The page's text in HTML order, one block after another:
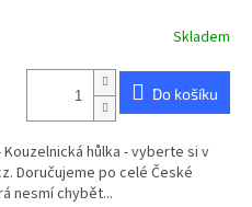
Skladem
Do košíku
hůlka - vyberte si v
Doručujeme po celé České
nesmí chybět...